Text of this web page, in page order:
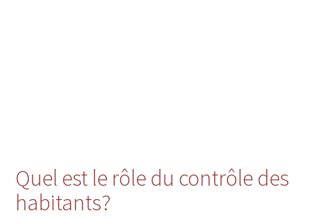
Quel est le rôle du contrôle des
habitants?